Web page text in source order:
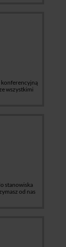
konferencyjną
wszystkimi
stanowiska
od nas